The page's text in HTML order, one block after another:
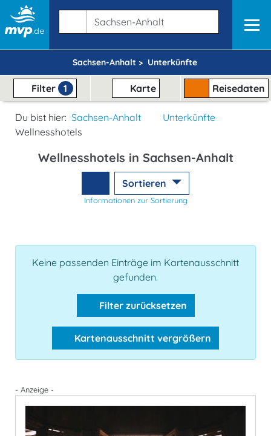
Sachsen-Anhalt > Unterkünfte
Filter 1 Karte Reisedaten
Du bist hier: Sachsen-Anhalt
Unterkünfte
Wellnesshotels
Wellnesshotels in Sachsen-Anhalt
Sortieren
Informationen zur Sortierung
Keine passenden Einträge im Kartenausschnitt
gefunden.
Filter zurücksetzen
Kartenausschnitt vergrößern
- Anzeige -